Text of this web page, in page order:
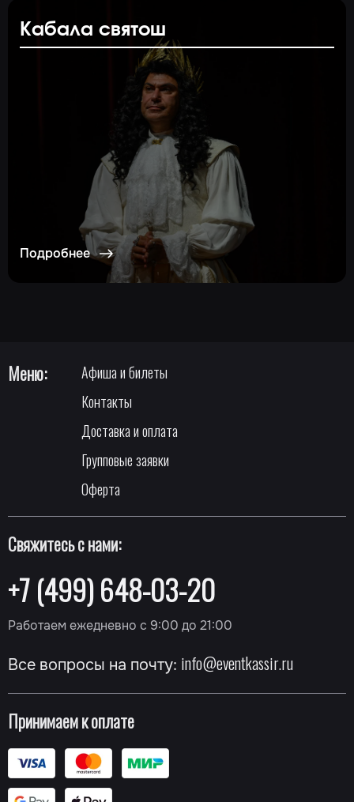
Кабала святош
Подробнее
Принимаем к оплате
Свяжитесь с нами:
+7 (499) 648-03-20
Работаем ежедневно с 9:00 до 21:00
Все вопросы на почту: info@eventkassir.ru
Меню:
Афиша и билеты
Контакты
Доставка и оплата
Групповые заявки
Оферта